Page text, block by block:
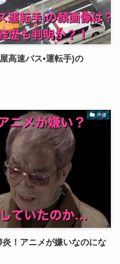
高速バス•運転手)の
声優
！アニメが嫌いなのにな